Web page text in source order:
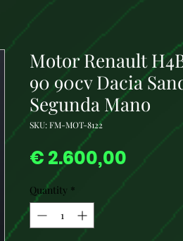
Motor Renault
90 90cv Dacia
Segunda Mano
SKU: FM-MOT-8122
€ 2.600,00 Price
Quantity *